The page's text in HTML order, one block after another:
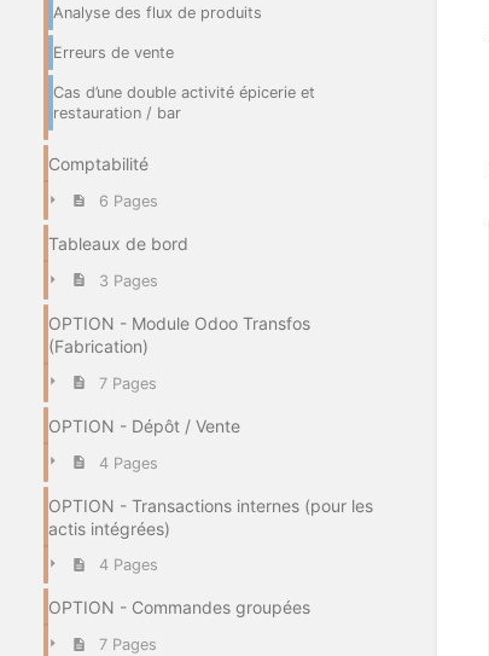
Analyse des flux de produits
Erreurs de vente
Cas d’une double activité épicerie et
restauration / bar
Comptabilité
6 Pages
Tableaux de bord
3 Pages
OPTION - Module Odoo Transfos
(Fabrication)
7 Pages
OPTION - Dépôt / Vente
4 Pages
OPTION - Transactions internes (pour les
actis intégrées)
4 Pages
OPTION - Commandes groupées
7 Pages